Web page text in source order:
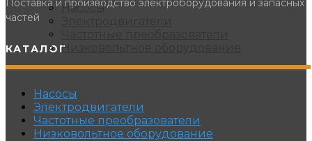
Насосы
Низковольтное оборудование
частей
КАТАЛОГ
Насосы
Электродвигатели
Частотные преобразователи
Низковольтное оборудование